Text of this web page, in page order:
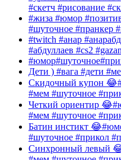
#скетч #рисование
#жиза #юмор
#шуточное #пранкер
#twitch #анар
#абдуллаев #cs2
Дети ) #вага #дети
Скидочный купон
#мем #шуточное
Четкий ориентир
#мем #шуточное
Батин инстикт
#шуточное #прикол
Синхронный левый